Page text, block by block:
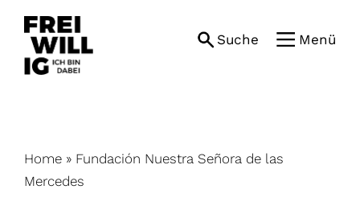
content
Suche Menü
Home » Fundación Nuestra Señora de las
Mercedes